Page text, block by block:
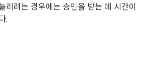
리려는 경우에는 승인을 받는 데 시간이
.